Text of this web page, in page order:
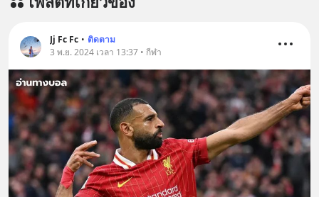
Jj Fc Fc • ติดตาม
3 พ.ย. 2024 เวลา 13:37 • กีฬา